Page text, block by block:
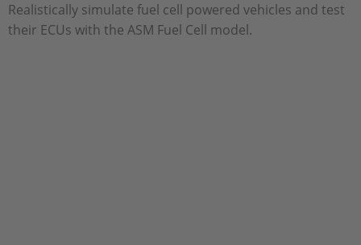
회사
Realistically simulate fuel cell powered vehicles and test
their ECUs with the ASM Fuel Cell model.